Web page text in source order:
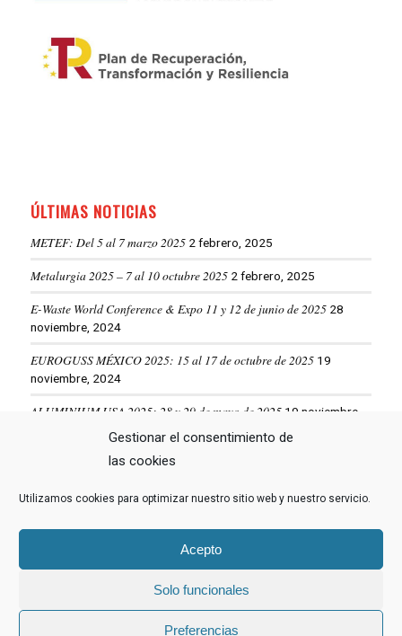
Gestionar el consentimiento de
las cookies
Utilizamos cookies para optimizar nuestro sitio web y nuestro servicio.
Acepto
Solo funcionales
Preferencias
ÚLTIMAS NOTICIAS
METEF: Del 5 al 7 marzo 2025 2 febrero, 2025
Metalurgia 2025 – 7 al 10 octubre 2025 2 febrero, 2025
E-Waste World Conference & Expo 11 y 12 de junio de 2025 28
noviembre, 2024
EUROGUSS MÉXICO 2025: 15 al 17 de octubre de 2025 19
noviembre, 2024
ALUMINIUM USA 2025: 28 y 29 de mayo de 2025 19 noviembre,
VER MÁS NOTICIAS